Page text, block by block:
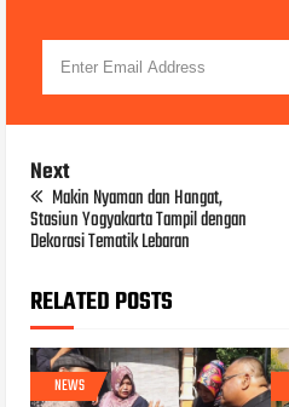
Next
Makin Nyaman dan Hangat,
Stasiun Yogyakarta Tampil dengan
Dekorasi Tematik Lebaran
RELATED POSTS
NEWS